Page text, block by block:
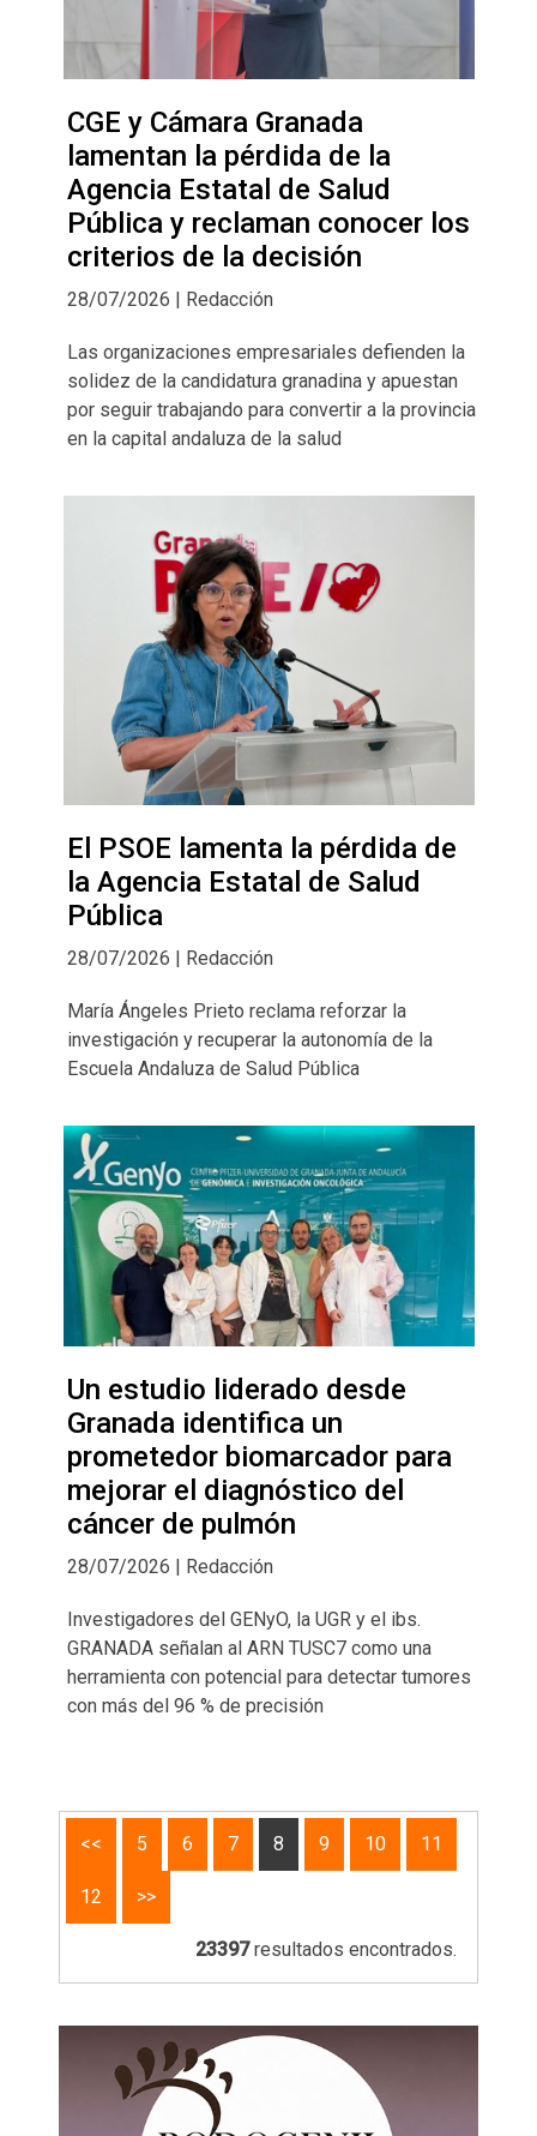
CGE y Cámara Granada
lamentan la pérdida de la
Agencia Estatal de Salud
Pública y reclaman conocer los
criterios de la decisión
28/07/2026 | Redacción
Las organizaciones empresariales defienden la
solidez de la candidatura granadina y apuestan
por seguir trabajando para convertir a la provincia
en la capital andaluza de la salud
El PSOE lamenta la pérdida de
la Agencia Estatal de Salud
Pública
28/07/2026 | Redacción
María Ángeles Prieto reclama reforzar la
investigación y recuperar la autonomía de la
Escuela Andaluza de Salud Pública
Un estudio liderado desde
Granada identifica un
prometedor biomarcador para
mejorar el diagnóstico del
cáncer de pulmón
28/07/2026 | Redacción
Investigadores del GENyO, la UGR y el ibs.
GRANADA señalan al ARN TUSC7 como una
herramienta con potencial para detectar tumores
con más del 96 % de precisión
<< 5 6 7 8 9 10 11
12 >>
23397resultados encontrados.